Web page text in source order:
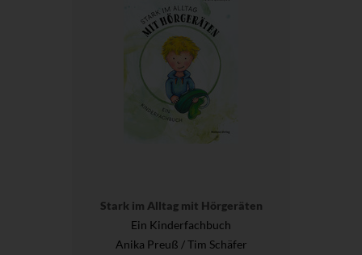
Stark im Alltag mit Hörgeräten
Ein Kinderfachbuch
Anika Preuß / Tim Schäfer